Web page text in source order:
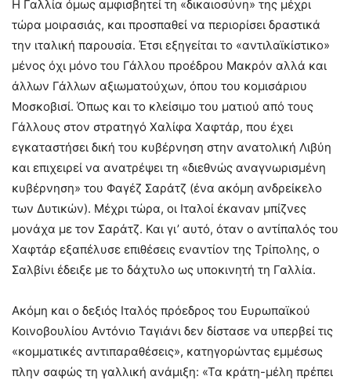
Η Γαλλία όμως αμφισβητεί τη «δικαιοσύνη» της μέχρι
τώρα μοιρασιάς, και προσπαθεί να περιορίσει δραστικά
την ιταλική παρουσία. Έτσι εξηγείται το «αντιλαϊκίστικο»
μένος όχι μόνο του Γάλλου προέδρου Μακρόν αλλά και
άλλων Γάλλων αξιωματούχων, όπου του κομισάριου
Μοσκοβισί. Όπως και το κλείσιμο του ματιού από τους
Γάλλους στον στρατηγό Χαλίφα Χαφτάρ, που έχει
εγκαταστήσει δική του κυβέρνηση στην ανατολική Λιβύη
και επιχειρεί να ανατρέψει τη «διεθνώς αναγνωρισμένη
κυβέρνηση» του Φαγέζ Σαράτζ (ένα ακόμη ανδρείκελο
των Δυτικών). Μέχρι τώρα, οι Ιταλοί έκαναν μπίζνες
μονάχα με τον Σαράτζ. Και γι’ αυτό, όταν ο αντίπαλός του
Χαφτάρ εξαπέλυσε επιθέσεις εναντίον της Τρίπολης, ο
Σαλβίνι έδειξε με το δάχτυλο ως υποκινητή τη Γαλλία.
Ακόμη και ο δεξιός Ιταλός πρόεδρος του Ευρωπαϊκού
Κοινοβουλίου Αντόνιο Ταγιάνι δεν δίστασε να υπερβεί τις
«κομματικές αντιπαραθέσεις», κατηγορώντας εμμέσως
πλην σαφώς τη γαλλική ανάμιξη: «Τα κράτη-μέλη πρέπει